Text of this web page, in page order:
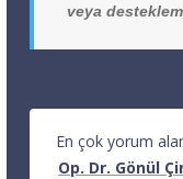
veya
En çok yorum
Op. Dr. Gönül